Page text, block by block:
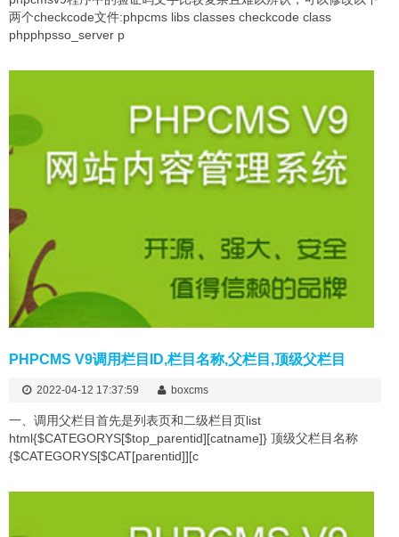
两个checkcode文件:phpcms libs classes checkcode class
phpphpsso_server p
PHPCMS V9调用栏目ID,栏目名称,父栏目,顶级父栏目
2022-04-12 17:37:59 boxcms
一、调用父栏目首先是列表页和二级栏目页list
html{$CATEGORYS[$top_parentid][catname]} 顶级父栏目名称
{$CATEGORYS[$CAT[parentid]][c